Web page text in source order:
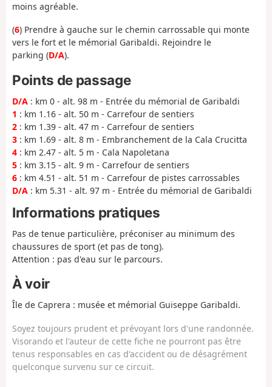
moins agréable.
(6) Prendre à gauche sur le chemin carrossable qui monte
vers le fort et le mémorial Garibaldi. Rejoindre le
parking (D/A).
Points de passage
D/A : km 0 - alt. 98 m - Entrée du mémorial de Garibaldi
1 : km 1.16 - alt. 50 m - Carrefour de sentiers
2 : km 1.39 - alt. 47 m - Carrefour de sentiers
3 : km 1.69 - alt. 8 m - Embranchement de la Cala Crucitta
4 : km 2.47 - alt. 5 m - Cala Napoletana
5 : km 3.15 - alt. 9 m - Carrefour de sentiers
6 : km 4.51 - alt. 51 m - Carrefour de pistes carrossables
D/A : km 5.31 - alt. 97 m - Entrée du mémorial de Garibaldi
Informations pratiques
Pas de tenue particulière, préconiser au minimum des
chaussures de sport (et pas de tong).
Attention : pas d'eau sur le parcours.
À voir
Île de Caprera : musée et mémorial Guiseppe Garibaldi.
Soyez toujours prudent et prévoyant lors d'une randonnée.
Visorando et l'auteur de cette fiche ne pourront pas être
tenus responsables en cas d'accident ou de désagrément
quelconque survenu sur ce circuit.